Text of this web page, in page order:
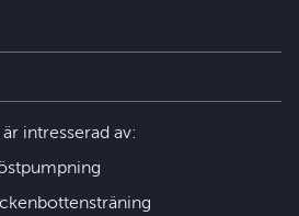
intresserad av: